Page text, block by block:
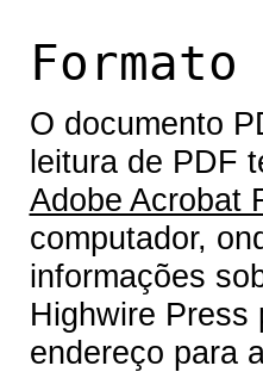
O documento
leitura de PDF
Adobe Acrobat
computador,
informações
Highwire Press
endereço para